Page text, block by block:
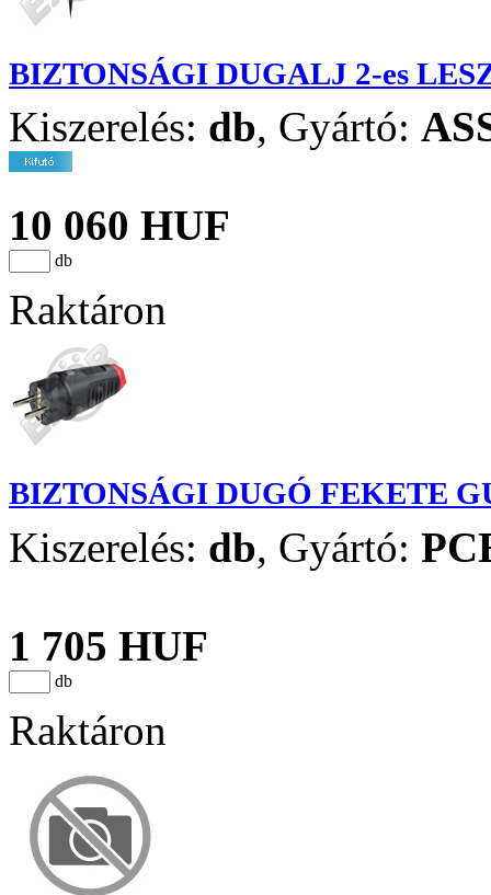
BIZTONSÁGI DUGALJ 2-es
Kiszerelés: db, Gyártó:
10 060 HUF
db
Raktáron
BIZTONSÁGI DUGÓ FEKETE
Kiszerelés: db, Gyártó:
1 705 HUF
db
Raktáron